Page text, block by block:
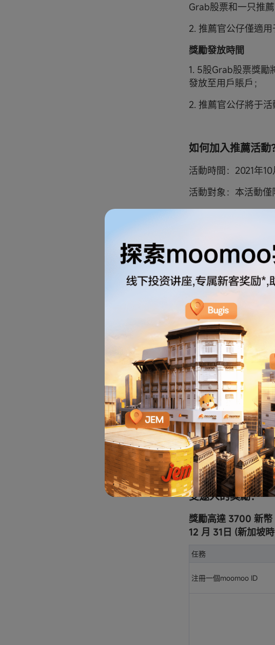
Grab股票和一只推
2. 推薦官公仔僅適
獎勵發放時間
1. 5股Grab股票獎勵
發放至用戶賬戶；
2. 推薦官公仔將于
如何加入推薦活動
活動時間：2021年
活動對象：本活動
股票現金券包將分
股票現金券包
1 x 50 新幣
1 x 50 新幣
所有股票現金券都
股票現金券將發送到
易。請在執行交易
用。優惠券金額將在
https://
股票現金券金額均
額為 50 新元或等值
適用于以本人的名義
受邀人的獎勵：
獎勵高達 3700 新幣
12 月 31日 (新加坡
任務
注冊一個moomoo ID